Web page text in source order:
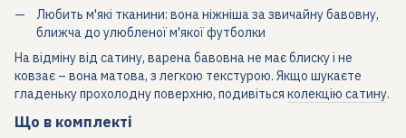
Любить м'які тканини: вона ніжніша за звичайну бавовну,
ближча до улюбленої м'якої футболки
На відміну від сатину, варена бавовна не має блиску і не
ковзає – вона матова, з легкою текстурою. Якщо шукаєте
гладеньку прохолодну поверхню, подивіться колекцію сатину.
Що в комплекті